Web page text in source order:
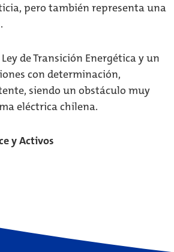
pero también representa una
de Transición Energética y un
con determinación,
siendo un obstáculo muy
eléctrica chilena.
y Activos